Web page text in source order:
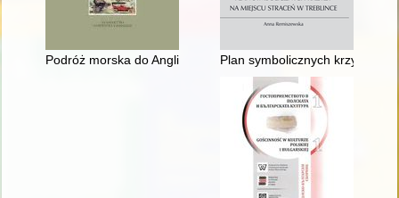
Podróż morska do Anglii w epoce nowożytnejPlan symbolicznych krzyży na